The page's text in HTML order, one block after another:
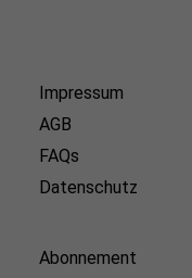
Impressum
AGB
FAQs
Datenschutz
Abonnement